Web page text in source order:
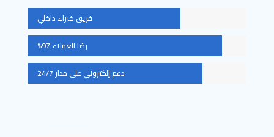
فريق خبراء داخلي
رضا العملاء 97%
دعم إلكتروني على مدار 24/7